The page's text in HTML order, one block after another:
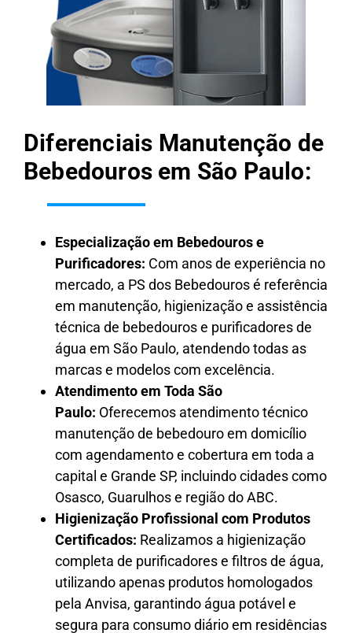
Diferenciais Manutenção de
Bebedouros em São Paulo:
Especialização em Bebedouros e
Purificadores: Com anos de experiência no
mercado, a PS dos Bebedouros é referência
em manutenção, higienização e assistência
técnica de bebedouros e purificadores de
água em São Paulo, atendendo todas as
marcas e modelos com excelência.
Atendimento em Toda São
Paulo: Oferecemos atendimento técnico
manutenção de bebedouro em domicílio
com agendamento e cobertura em toda a
capital e Grande SP, incluindo cidades como
Osasco, Guarulhos e região do ABC.
Higienização Profissional com Produtos
Certificados: Realizamos a higienização
completa de purificadores e filtros de água,
utilizando apenas produtos homologados
pela Anvisa, garantindo água potável e
segura para consumo diário em residências